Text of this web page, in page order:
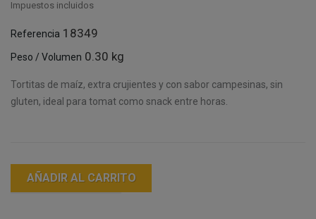
Impuestos incluidos
Referencia 18349
Peso / Volumen 0.30 kg
Tortitas de maíz, extra crujientes y con sabor campesinas, sin
gluten, ideal para tomat como snack entre horas.
AÑADIR AL CARRITO